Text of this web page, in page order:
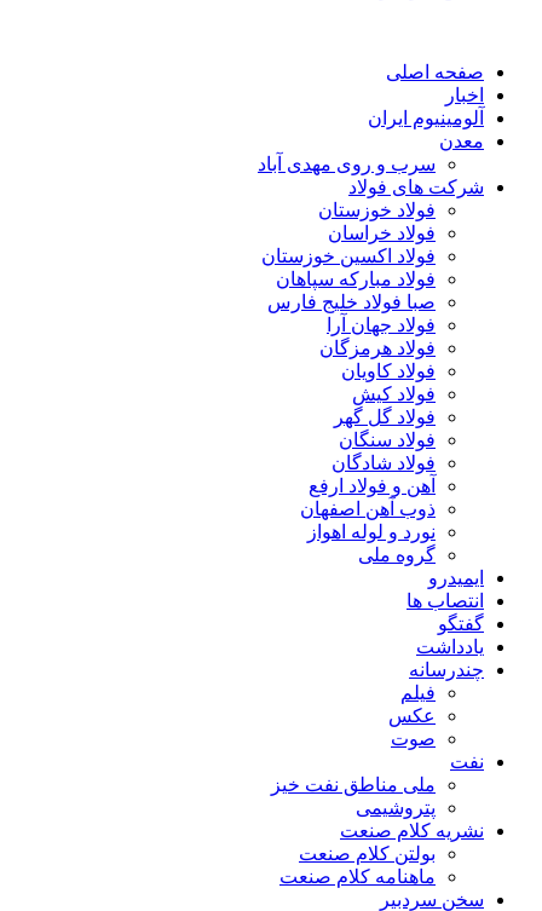
صفحه اصلی
اخبار
آلومینیوم ایران
معدن
سرب و روی مهدی آباد
شرکت های فولاد
فولاد خوزستان
فولاد خراسان
فولاد اکسین خوزستان
فولاد مبارکه سپاهان
صبا فولاد خلیج فارس
فولاد جهان آرا
فولاد هرمزگان
فولاد کاویان
فولاد کیش
فولاد گل گهر
فولاد سنگان
فولاد شادگان
آهن و فولاد ارفع
ذوب آهن اصفهان
نورد و لوله اهواز
گروه ملی
ایمیدرو
انتصاب ها
گفتگو
یادداشت
چندرسانه
فیلم
عکس
صوت
نفت
ملی مناطق نفت خیز
پتروشیمی
نشریه کلام صنعت
بولتن کلام صنعت
ماهنامه کلام صنعت
سخن سردبیر